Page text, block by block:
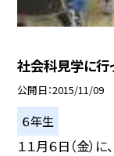
社会科見学に行
公開日 2015/11/09
６年生
１１月６日（金）